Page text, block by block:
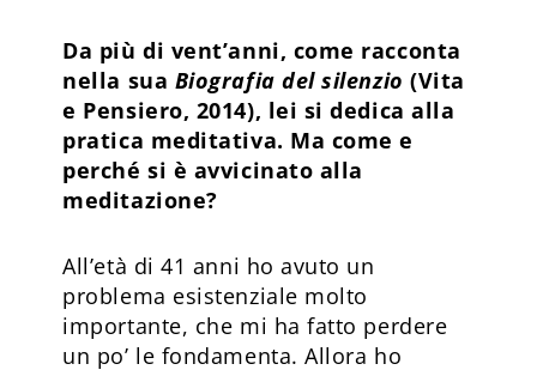
Da più di vent’anni, come racconta
nella sua Biografia del silenzio (Vita
e Pensiero, 2014), lei si dedica alla
pratica meditativa. Ma come e
perché si è avvicinato alla
meditazione?
All’età di 41 anni ho avuto un
problema esistenziale molto
importante, che mi ha fatto perdere
un po’ le fondamenta. Allora ho